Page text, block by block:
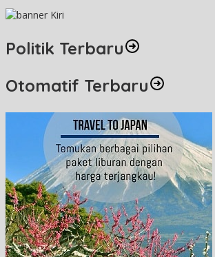
Politik Terbaru
Otomatif Terbaru